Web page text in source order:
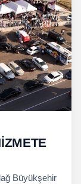
Büyükşehir